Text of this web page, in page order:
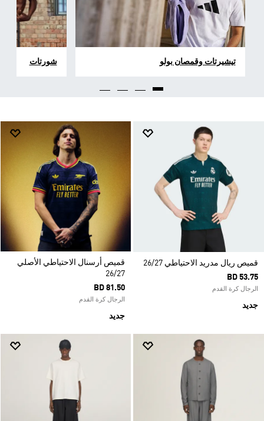
تيشيرتات وقمصان بولو شورتات
قميص ريال مدريد الاحتياطي 26/27
BD 53.75
الرجال كرة القدم
جديد
قميص أرسنال الاحتياطي الأصلي
26/27
BD 81.50
الرجال كرة القدم
جديد